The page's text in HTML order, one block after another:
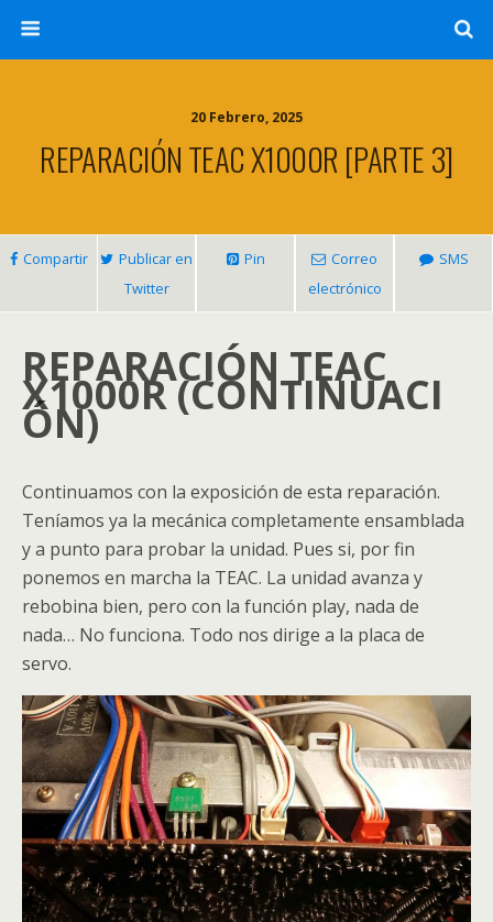
20 Febrero, 2025
REPARACIÓN TEAC X1000R [PARTE 3]
Compartir
Publicar en
Twitter
Pin
Correo
electrónico
SMS
REPARACIÓN TEAC
X1000R (CONTINUACI
ÓN)
Continuamos con la exposición de esta reparación.
Teníamos ya la mecánica completamente ensamblada
y a punto para probar la unidad. Pues si, por fin
ponemos en marcha la TEAC. La unidad avanza y
rebobina bien, pero con la función play, nada de
nada… No funciona. Todo nos dirige a la placa de
servo.